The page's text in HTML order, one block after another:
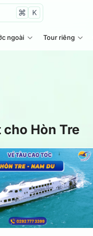
K
ngoài Tour riêng
cho Hòn Tre